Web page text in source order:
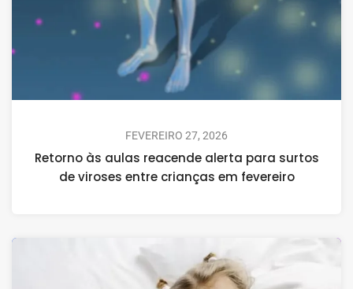
FEVEREIRO 27, 2026
Retorno às aulas reacende alerta para surtos
de viroses entre crianças em fevereiro